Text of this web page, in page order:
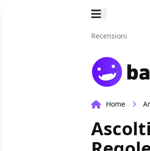
Recensioni
Home